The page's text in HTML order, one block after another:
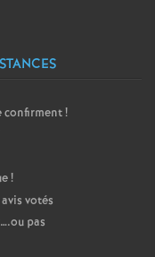
confirment!
!
votés
pas